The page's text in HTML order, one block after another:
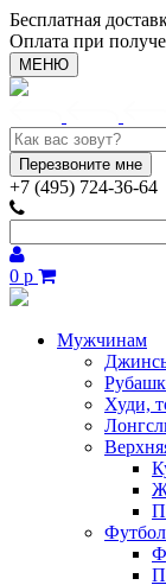
Бесплатная
Оплата при
МЕНЮ
+7 (495) 724-36-64
0 р
Мужчинам
Худи,